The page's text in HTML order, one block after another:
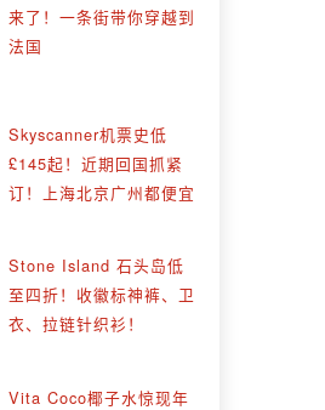
来了！一条街带你穿越到
法国
Skyscanner机票史低
£145起！近期回国抓紧
订！上海北京广州都便宜
Stone Island 石头岛低
至四折！收徽标神裤、卫
衣、拉链针织衫！
Vita Coco椰子水惊现年